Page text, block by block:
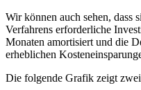
Wir können auch sehen, dass
Verfahrens erforderliche
Monaten amortisiert und die
erheblichen
Die folgende Grafik zeigt zwei